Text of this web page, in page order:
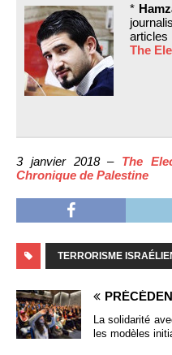
*
The
3 janvier 2018 – The
Chronique de Palestine
TERRORISME
La solidarité
les modèles